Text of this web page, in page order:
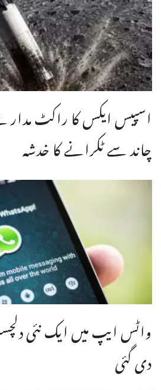
اسپیس ایکس کا راکٹ
چاند سے ٹکرانے کا خدشہ
واٹس ایپ میں ایک نئی
دی گئی